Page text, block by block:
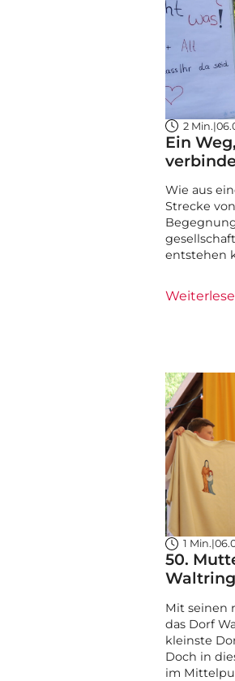
2 Min.|
Ein
Wie aus
Strecke
entstehen
1 Min.|
50.
Mit seinen
das Dorf
kleinste
Doch in
im